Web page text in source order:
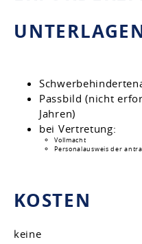
Passbild (nicht
Jahren)
bei Vertretung:
Vollmacht
Personalausweis der
KOSTEN
keine